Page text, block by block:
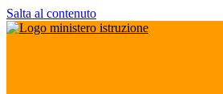
Salta al contenuto